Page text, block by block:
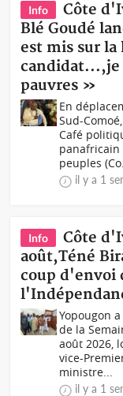
Info
Côte
Blé Goudé
est mis sur
candidat...,je
pauvres »
En
Sud-
Café
panafricain
peuples
il y a 1
Info
Côte
août,Téné
coup d'envoi
Yopougon
de la
août 2026,
vice-
ministre...
il y a 1